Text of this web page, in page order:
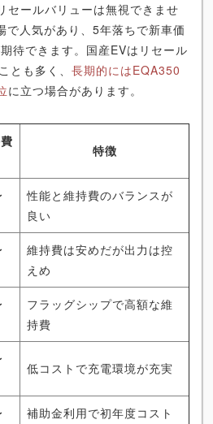
セールバリューは無視できませ
で人気があり、5年落ちで新車価
待できます。国産EVはリセール
とも多く、 長期的にはEQA350
に立つ場合があります。
特徴
性能と維持費のバランスが
良い
維持費は安めだが出力は控
えめ
フラッグシップで高額な維
持費
低コストで充電環境が充実
補助金利用で初年度コスト